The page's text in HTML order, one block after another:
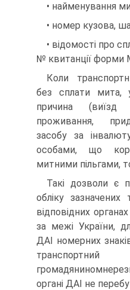
• найменування
• номер кузова,
• відомості про
№ квитанції форми
Коли
без сплати мита,
причина
проживання,
засобу за
особами, що
митними пільгами,
Такі дозволи є
обліку зазначених
відповідних
за межі України,
ДАІ номерних
органі ДАІ не